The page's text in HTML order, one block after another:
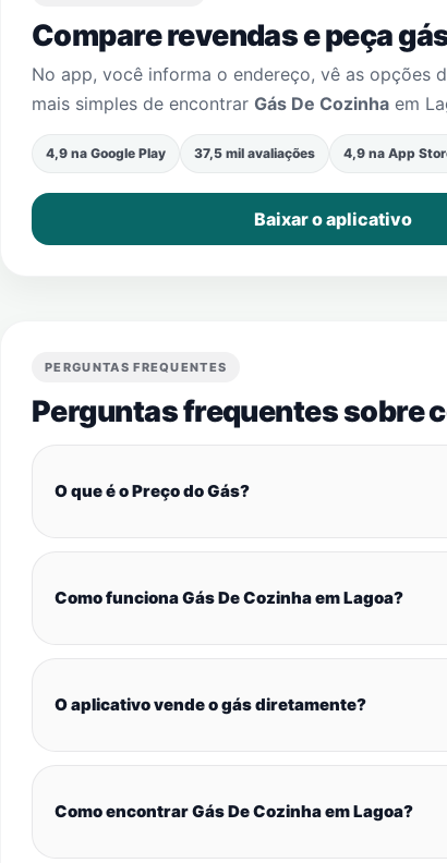
Compare revendas e peça
No app, você informa o endereço, vê as opções
mais simples de encontrar Gás De Cozinha em
4,9 na Google Play 37,5 mil avaliações 4,9 na App
Baixar o aplicativo
PERGUNTAS FREQUENTES
Perguntas frequentes sobre
O que é o Preço do Gás?
Como funciona Gás De Cozinha em Lagoa?
O aplicativo vende o gás diretamente?
Como encontrar Gás De Cozinha em Lagoa?